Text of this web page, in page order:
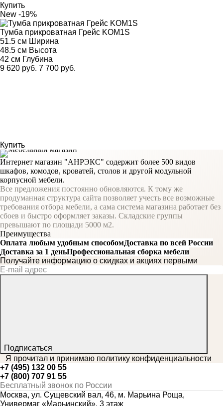
Купить
New -19%
Тумба прикроватная Грейс KOM1S
51.5 см Ширина
48.5 см Высота
42 см Глубина
9 620 руб. 7 700 руб.
Купить
Интернет магазин "АНРЭКС" содержит более 500 видов
шкафов, комодов, кроватей, столов и другой модульной
корпусной мебели.
Все предложения постоянно обновляются. К тому же
продуманная структура сайта позволяет учесть все возможные
требования отбора мебели, а сама система магазина работает без
сбоев и быстро оформляет заказы. Складские группы
превышают по площади 5000 м2.
Преимущества
Оплата любым удобным способомДоставка по всей России
Доставка за 1 деньПрофессиональная сборка мебели
Получайте информацию о скидках и акциях первыми
Подписаться
Я прочитал и принимаю политику конфиденциальности
+7 (495) 132 00 55
+7 (800) 707 91 55
Бесплатный звонок по России
Москва, ул. Сущевский вал, 46, м. Марьина Роща,
Универмаг «Марьинский», 3 этаж